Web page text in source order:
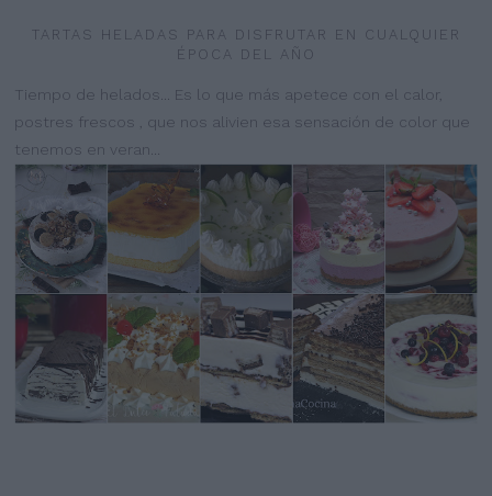
TARTAS HELADAS PARA DISFRUTAR EN CUALQUIER
ÉPOCA DEL AÑO
Tiempo de helados... Es lo que más apetece con el calor,
postres frescos , que nos alivien esa sensación de color que
tenemos en veran...